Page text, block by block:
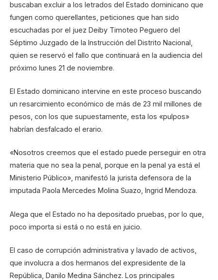
buscaban excluir a los letrados del Estado dominicano que
fungen como querellantes, peticiones que han sido
escuchadas por el juez Deiby Timoteo Peguero del
Séptimo Juzgado de la Instrucción del Distrito Nacional,
quien se reservó el fallo que continuará en la audiencia del
próximo lunes 21 de noviembre.
El Estado dominicano intervine en este proceso buscando
un resarcimiento económico de más de 23 mil millones de
pesos, con los que supuestamente, esta los «pulpos»
habrían desfalcado el erario.
«Nosotros creemos que el estado puede perseguir en otra
materia que no sea la penal, porque en la penal ya está el
Ministerio Público», manifestó la jurista defensora de la
imputada Paola Mercedes Molina Suazo, Ingrid Mendoza.
Alega que el Estado no ha depositado pruebas, por lo que,
poco importa si está o no está en juicio.
El caso de corrupción administrativa y lavado de activos,
que involucra a dos hermanos del expresidente de la
República, Danilo Medina Sánchez. Los principales